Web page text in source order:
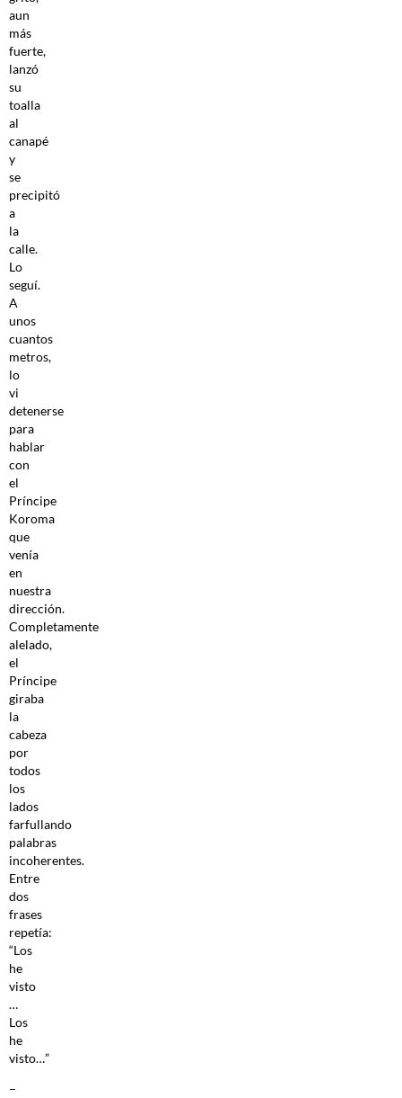
aun
más
fuerte,
lanzó
su
toalla
al
canapé
y
se
precipitó
a
la
calle.
Lo
seguí.
A
unos
cuantos
metros,
lo
vi
detenerse
para
hablar
con
el
Príncipe
Koroma
que
venía
en
nuestra
dirección.
Completamente
alelado,
el
Príncipe
giraba
la
cabeza
por
todos
los
lados
farfullando
palabras
incoherentes.
Entre
dos
frases
repetía:
“Los
he
visto
…
Los
he
visto…”
–